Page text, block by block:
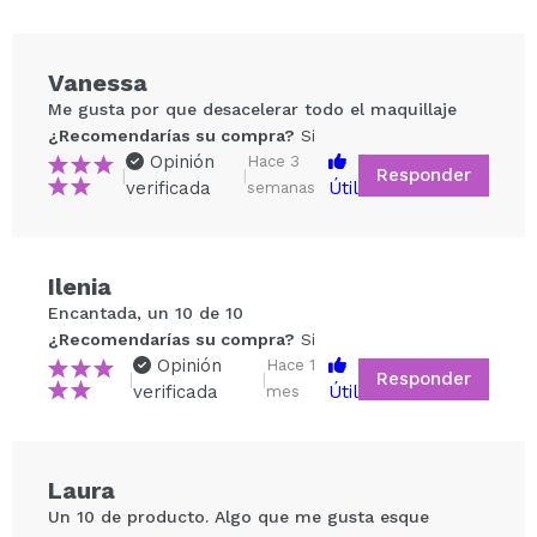
todo el rostro.
Cruelty free.
Vegan.
Compartir un vídeo o una foto
Tu vídeo podría ser el primero. Imagínatelo...
Vanessa
Me gusta por que desacelerar todo el maquillaje
¿Recomendarías su compra? Si
|
Opinión
verificada
|
Hace 3
semanas
Útil
Responder
Ilenia
Encantada, un 10 de 10
¿Recomendarías su compra? Si
|
Opinión
verificada
|
Hace 1
mes
Útil
Responder
Laura
Un 10 de producto. Algo que me gusta esque